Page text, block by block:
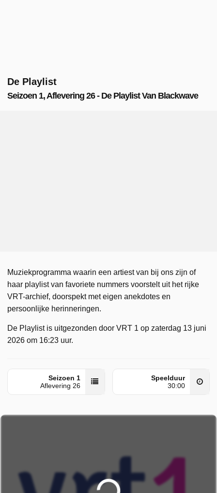
De Playlist
Seizoen 1, Aflevering 26 - De Playlist Van Blackwave
Muziekprogramma waarin een artiest van bij ons zijn of
haar playlist van favoriete nummers voorstelt uit het rijke
VRT-archief, doorspekt met eigen anekdotes en
persoonlijke herinneringen.
De Playlist is uitgezonden door VRT 1 op zaterdag 13 juni
2026 om 16:23 uur.
Seizoen 1
Aflevering 26
Speelduur
30:00